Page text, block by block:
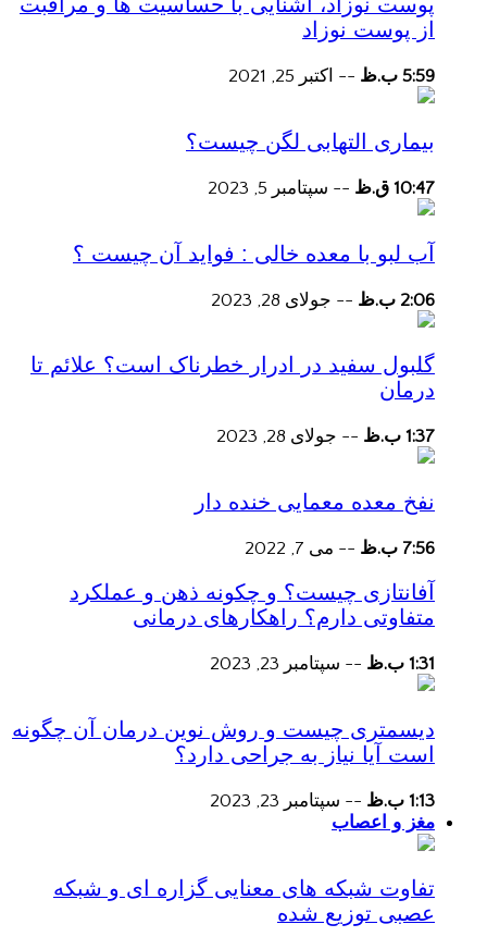
از پوست نوزاد
5:59 ب.ظ -- اکتبر 25, 2021
بیماری التهابی لگن چیست؟
10:47 ق.ظ -- سپتامبر 5, 2023
آب لبو با معده خالی : فواید آن چیست ؟
2:06 ب.ظ -- جولای 28, 2023
گلبول سفید در ادرار خطرناک است؟ علائم تا
درمان
1:37 ب.ظ -- جولای 28, 2023
نفخ معده معمایی خنده دار
7:56 ب.ظ -- می 7, 2022
آفانتازی چیست؟ و چکونه ذهن و عملکرد
متفاوتی دارم؟ راهکارهای درمانی
1:31 ب.ظ -- سپتامبر 23, 2023
دیسمتری چیست و روش نوین درمان آن چگونه
است آیا نیاز به جراحی دارد؟
1:13 ب.ظ -- سپتامبر 23, 2023
مغز و اعصاب
تفاوت شبکه های معنایی گزاره ای و شبکه
عصبی توزیع شده